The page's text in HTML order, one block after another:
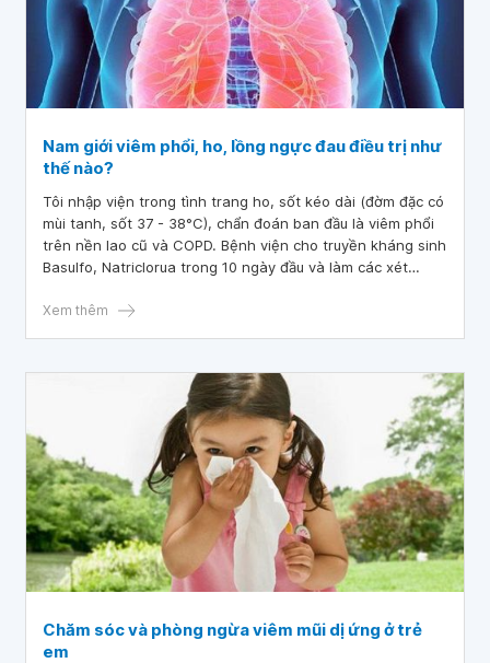
Nam giới viêm phổi, ho, lồng ngực đau điều trị như
thế nào?
Tôi nhập viện trong tình trang ho, sốt kéo dài (đờm đặc có
mùi tanh, sốt 37 - 38°C), chẩn đoán ban đầu là viêm phổi
trên nền lao cũ và COPD. Bệnh viện cho truyền kháng sinh
Basulfo, Natriclorua trong 10 ngày đầu và làm các xét
128 dãy khí máu, thử đờm AFB 2 lần đều âm tính với vi
cho tôi đi nội soi phế quan là gen Xpert lấy 3 mẫu cũng
đều cho kết quả âm tính. Tôi xuất viện với tình trạng vẫn
ho, vẫn sốt. Hiện tại, lồng ngực phải của tôi liên tục đau,
thỉnh thoảng lại như bị dao đâm từ bên trong, không ăn
được và chưa có đêm nào ngủ ngon. Vậy bác sĩ cho tôi hỏi
nam giới viêm phổi, ho, lồng ngực đauđiều trị như thế nào?
Tôi cảm ơn bác sĩ.
Xem thêm
Chăm sóc và phòng ngừa viêm mũi dị ứng ở trẻ
em